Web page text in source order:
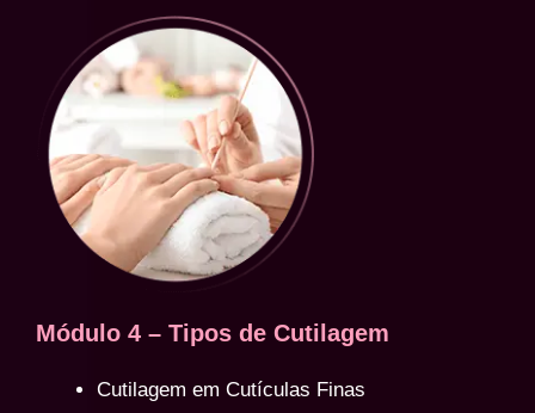
Módulo 4 – Tipos de Cutilagem
Cutilagem em Cutículas Finas